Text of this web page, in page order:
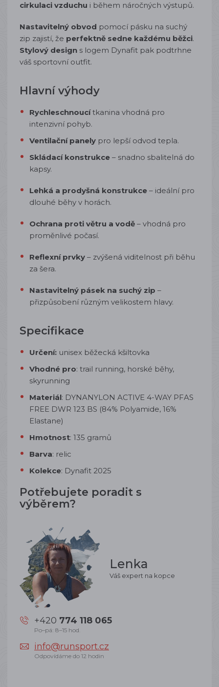
cirkulaci vzduchu i během náročných výstupů.
Nastavitelný obvod pomocí pásku na suchý
zip zajistí, že perfektně sedne každému běžci.
Stylový design s logem Dynafit pak podtrhne
váš sportovní outfit.
Hlavní výhody
Rychleschnoucítkanina vhodná pro
intenzivní pohyb.
Ventilační panely pro lepší odvod tepla.
Skládací konstrukce – snadno sbalitelná do
kapsy.
Lehká a prodyšná konstrukce – ideální pro
dlouhé běhy v horách.
Ochrana proti větru a vodě – vhodná pro
proměnlivé počasí.
Reflexní prvky – zvýšená viditelnost při běhu
za šera.
Nastavitelný pásek na suchý zip –
přizpůsobení různým velikostem hlavy.
Specifikace
Určení: unisex běžecká kšiltovka
Vhodné pro: trail running, horské běhy,
skyrunning
Materiál: DYNANYLON ACTIVE 4-WAY PFAS
FREE DWR 123 BS (84% Polyamide, 16%
Elastane)
Hmotnost: 135 gramů
Barva: relic
Kolekce: Dynafit 2025
Potřebujete poradit s
výběrem?
Lenka
Váš expert na kopce
+420 774 118 065
Po–pá: 8–15 hod.
info@runsport.cz
Odpovídáme do 12 hodin